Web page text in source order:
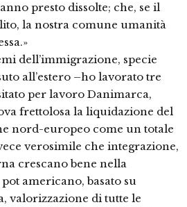
presto dissolte; che, se il
la nostra comune umanità
dell’immigrazione, specie
all’estero –ho lavorato tre
per lavoro Danimarca,
frettolosa la liquidazione del
nord-europeo come un totale
verosimile che integrazione,
crescano bene nella
americano, basato su
valorizzazione di tutte le